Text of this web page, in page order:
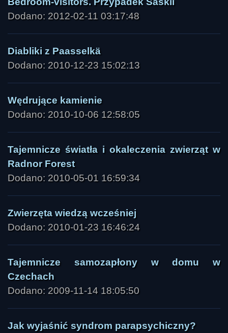
Dodano: 2012-02-11 03:17:48
Diabliki z Paasselkä
Dodano: 2010-12-23 15:02:13
Wędrujące kamienie
Dodano: 2010-10-06 12:58:05
Tajemnicze światła i okaleczenia zwierząt w
Radnor Forest
Dodano: 2010-05-01 16:59:34
Zwierzęta wiedzą wcześniej
Dodano: 2010-01-23 16:46:24
Tajemnicze samozapłony w domu w
Czechach
Dodano: 2009-11-14 18:05:50
Jak wyjaśnić syndrom parapsychiczny?